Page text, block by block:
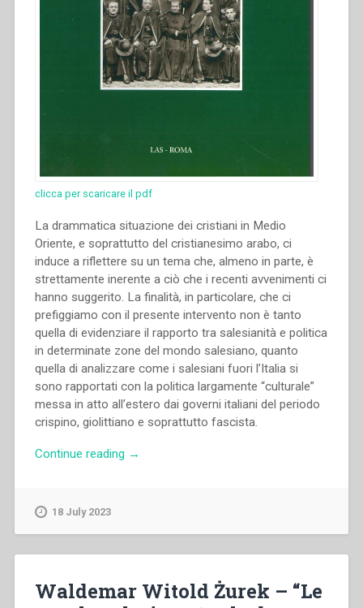
23
novembre
2014””
clicca per scaricare il pdf
La drammatica situazione dei cristiani in Medio
Oriente, e soprattutto del cristianesimo arabo, ci
induce a riflettere su un tema che, almeno in parte, è
strettamente inerente a ciò che i recenti avvenimenti ci
hanno suggerito. La finalità, in particolare, che ci
prefiggiamo con il presente intervento non è tanto
quella di evidenziare il rapporto tra salesianità e politica
in determinate zone del mondo salesiano, quanto
quella di analizzare come i salesiani fuori l’Italia si
sono rapportati con la politica largamente “culturale”
messa in atto all’estero dai governi italiani del periodo
crispino, giolittiano e soprattutto fascista.
Continue reading “Giorgio
e
→
18 July 2023
Waldemar Witold Żurek – “Le